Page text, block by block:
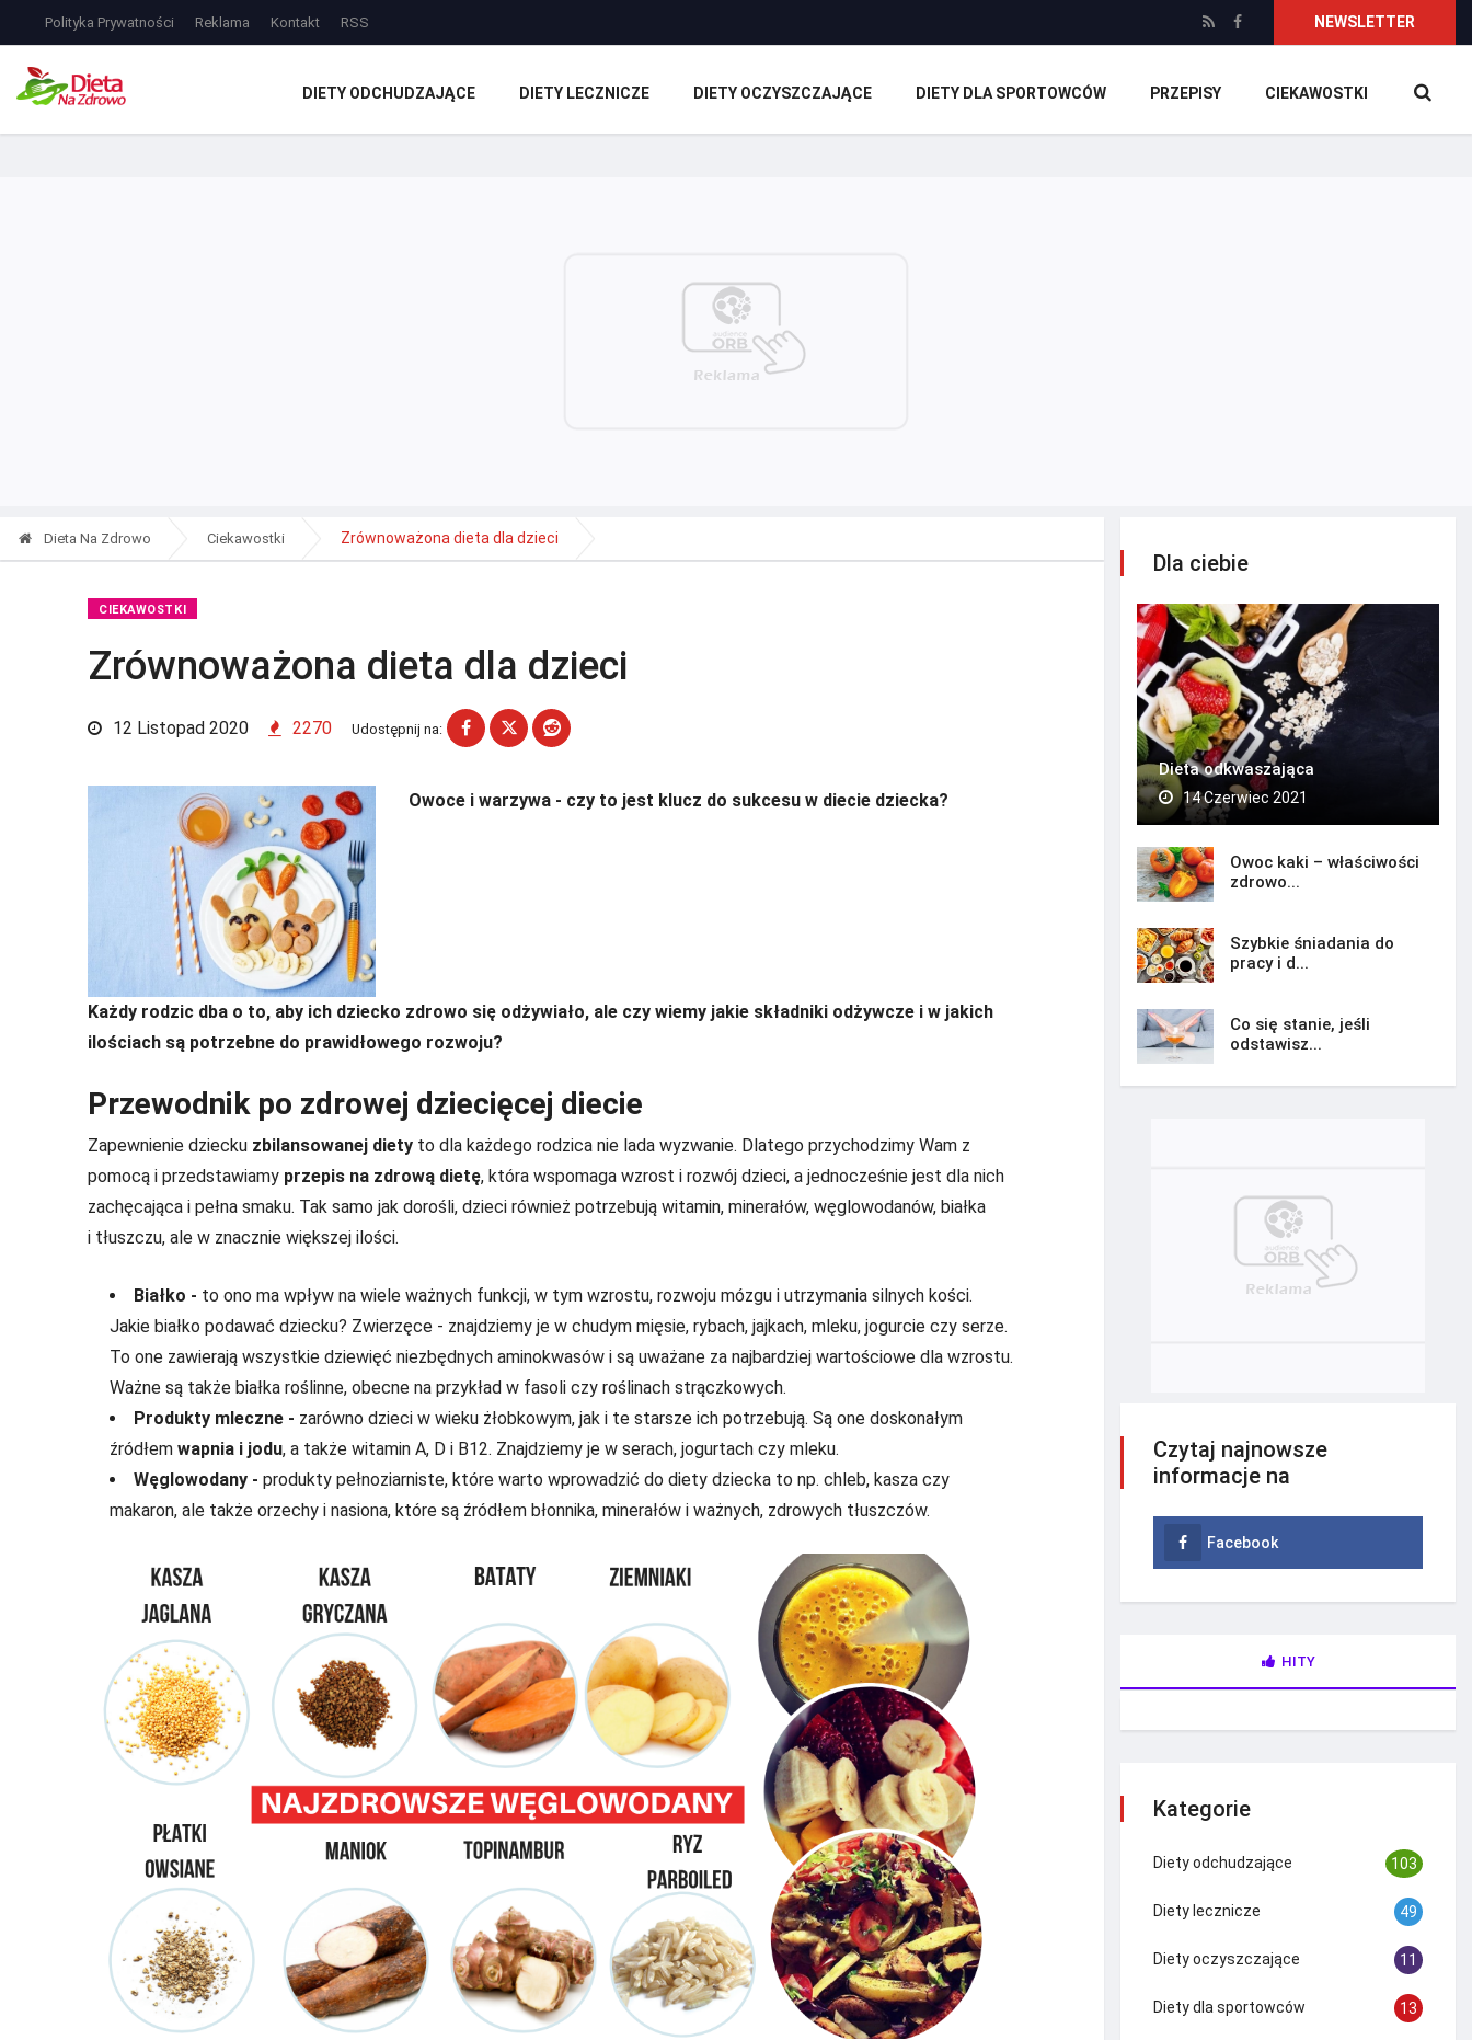
Polityka Prywatności Reklama Kontakt RSS NEWSLETTER
DIETY ODCHUDZAJĄCE DIETY LECZNICZE DIETY OCZYSZCZAJĄCE DIETY DLA SPORTOWCÓW PRZEPISY CIEKAWOSTKI
Dieta Na Zdrowo Ciekawostki Zrównoważona dieta dla dzieci
CIEKAWOSTKI
Zrównoważona dieta dla dzieci
12 Listopad 2020 2270 Udostępnij na:
Owoce i warzywa - czy to jest klucz do sukcesu w diecie dziecka?
Każdy rodzic dba o to, aby ich dziecko zdrowo się odżywiało, ale czy wiemy jakie składniki odżywcze i w jakich
ilościach są potrzebne do prawidłowego rozwoju?
Przewodnik po zdrowej dziecięcej diecie
Zapewnienie dziecku zbilansowanej diety to dla każdego rodzica nie lada wyzwanie. Dlatego przychodzimy Wam z
pomocą i przedstawiamy przepis na zdrową dietę, która wspomaga wzrost i rozwój dzieci, a jednocześnie jest dla nich
zachęcająca i pełna smaku. Tak samo jak dorośli, dzieci również potrzebują witamin, minerałów, węglowodanów, białka
i tłuszczu, ale w znacznie większej ilości.
Białko - to ono ma wpływ na wiele ważnych funkcji, w tym wzrostu, rozwoju mózgu i utrzymania silnych kości.
Jakie białko podawać dziecku? Zwierzęce - znajdziemy je w chudym mięsie, rybach, jajkach, mleku, jogurcie czy serze.
To one zawierają wszystkie dziewięć niezbędnych aminokwasów i są uważane za najbardziej wartościowe dla wzrostu.
Ważne są także białka roślinne, obecne na przykład w fasoli czy roślinach strączkowych.
Produkty mleczne - zarówno dzieci w wieku żłobkowym, jak i te starsze ich potrzebują. Są one doskonałym
źródłem wapnia i jodu, a także witamin A, D i B12. Znajdziemy je w serach, jogurtach czy mleku.
Węglowodany - produkty pełnoziarniste, które warto wprowadzić do diety dziecka to np. chleb, kasza czy
makaron, ale także orzechy i nasiona, które są źródłem błonnika, minerałów i ważnych, zdrowych tłuszczów.
Dla ciebie
Dieta odkwaszająca
14 Czerwiec 2021
Owoc kaki – właściwości
zdrowo...
Szybkie śniadania do
pracy i d...
Co się stanie, jeśli
odstawisz...
Czytaj najnowsze
informacje na
Facebook
HITY
Kategorie
Diety odchudzające 103
Diety lecznicze 49
Diety oczyszczające 11
Diety dla sportowców 13